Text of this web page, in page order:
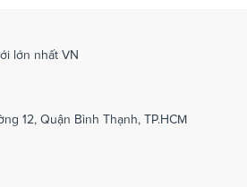
lớn nhất VN
12, Quận Bình Thạnh, TP.HCM